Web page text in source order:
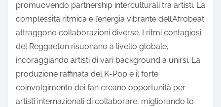
promuovendo partnership interculturali tra artisti. La
complessità ritmica e l’energia vibrante dell’Afrobeat
attraggono collaborazioni diverse. I ritmi contagiosi
del Reggaeton risuonano a livello globale,
incoraggiando artisti di vari background a unirsi. La
produzione raffinata del K-Pop e il forte
coinvolgimento dei fan creano opportunità per
artisti internazionali di collaborare, migliorando lo